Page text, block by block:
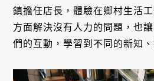
鎮擔任店長，體驗在鄉村生活
方面解決沒有人力的問題，也
們的互動，學習到不同的新知、